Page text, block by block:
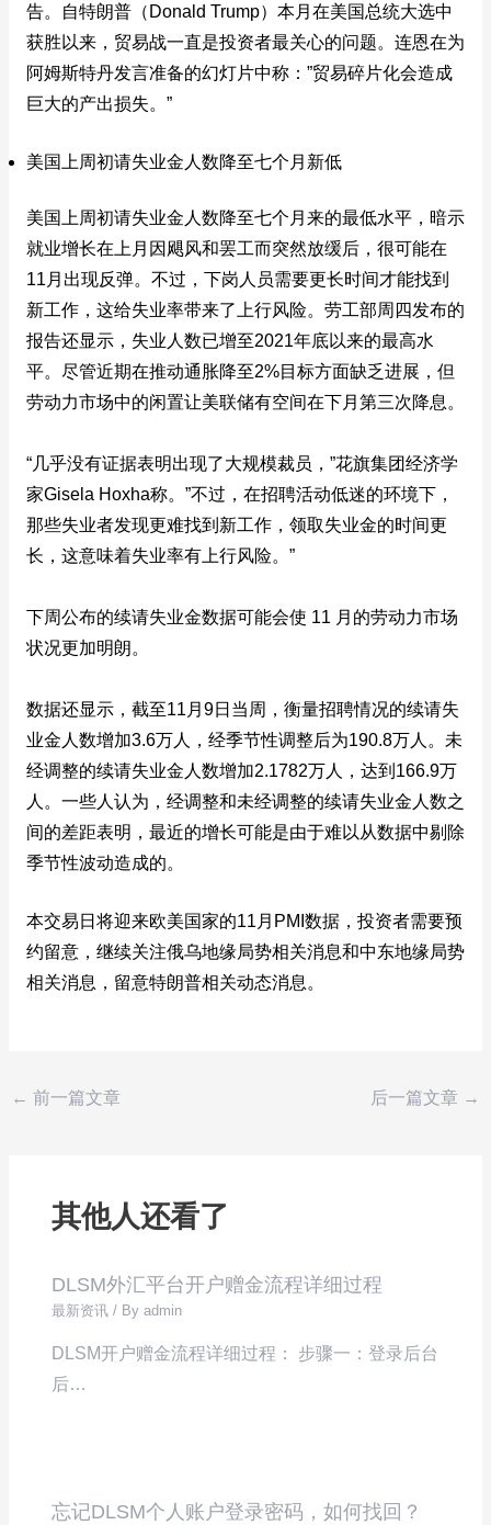
告。自特朗普（Donald Trump）本月在美国总统大选中
获胜以来，贸易战一直是投资者最关心的问题。连恩在为
阿姆斯特丹发言准备的幻灯片中称：”贸易碎片化会造成
巨大的产出损失。”
美国上周初请失业金人数降至七个月新低
美国上周初请失业金人数降至七个月来的最低水平，暗示
就业增长在上月因飓风和罢工而突然放缓后，很可能在
11月出现反弹。不过，下岗人员需要更长时间才能找到
新工作，这给失业率带来了上行风险。劳工部周四发布的
报告还显示，失业人数已增至2021年底以来的最高水
平。尽管近期在推动通胀降至2%目标方面缺乏进展，但
劳动力市场中的闲置让美联储有空间在下月第三次降息。
“几乎没有证据表明出现了大规模裁员，”花旗集团经济学
家Gisela Hoxha称。”不过，在招聘活动低迷的环境下，
那些失业者发现更难找到新工作，领取失业金的时间更
长，这意味着失业率有上行风险。”
下周公布的续请失业金数据可能会使 11 月的劳动力市场
状况更加明朗。
数据还显示，截至11月9日当周，衡量招聘情况的续请失
业金人数增加3.6万人，经季节性调整后为190.8万人。未
经调整的续请失业金人数增加2.1782万人，达到166.9万
人。一些人认为，经调整和未经调整的续请失业金人数之
间的差距表明，最近的增长可能是由于难以从数据中剔除
季节性波动造成的。
本交易日将迎来欧美国家的11月PMI数据，投资者需要预
约留意，继续关注俄乌地缘局势相关消息和中东地缘局势
相关消息，留意特朗普相关动态消息。
← 前一篇文章 后一篇文章 →
其他人还看了
DLSM外汇平台开户赠金流程详细过程
最新资讯 / Byadmin
DLSM开户赠金流程详细过程： 步骤一：登录后台
后…
忘记DLSM个人账户登录密码，如何找回？